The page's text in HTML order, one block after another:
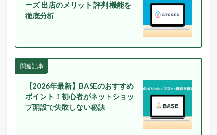
ーズ 出店のメリット 評判 機能を
徹底分析
関連記事
【2026年最新】BASEのおすすめ
ポイント！初心者がネットショッ
プ開設で失敗しない秘訣